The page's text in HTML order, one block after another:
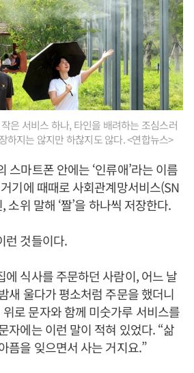
은 서비스 하나, 타인을 배려하는 조심스러
하지는 않지만 하찮지도 않다. <연합뉴스>
스마트폰 안에는 ‘인류애’라는 이름
기에 때때로 사회관계망서비스(SN
소위 말해 ‘짤’을 하나씩 저장한다.
런 것들이다.
에 식사를 주문하던 사람이, 어느 날
새 울다가 평소처럼 주문을 했더니
로 문자와 함께 미숫가루 서비스를
자에는 이런 말이 적혀 있었다. “삶
픔을 잊으면서 사는 거지요.”